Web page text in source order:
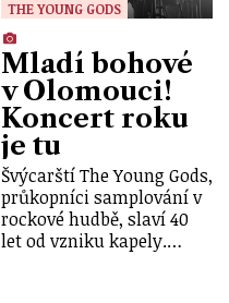
THE YOUNG GODS
Mladí bohové
v Olomouci!
Koncert roku
je tu
Švýcarští The Young Gods,
průkopníci samplování v
rockové hudbě, slaví 40
let od vzniku kapely.…